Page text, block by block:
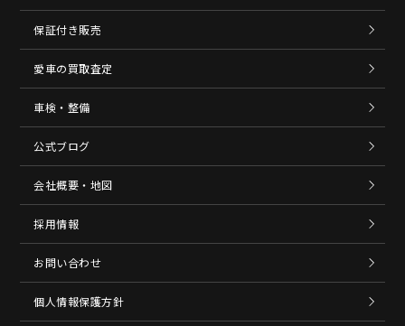
保証付き販売
愛車の買取査定
車検・整備
公式ブログ
会社概要・地図
採用情報
お問い合わせ
個人情報保護方針